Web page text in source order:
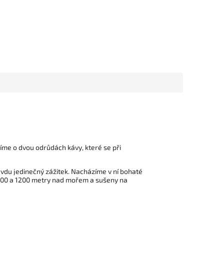
o dvou odrůdách kávy, které se při
jedinečný zážitek. Nacházíme v ní bohaté
a 1200 metry nad mořem a sušeny na